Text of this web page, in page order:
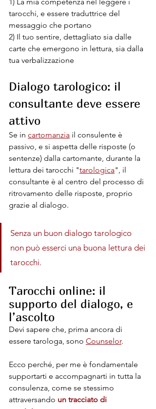
tarocchi, e essere traduttrice del
messaggio che portano
2) Il tuo sentire, dettagliato sia dalle
carte che emergono in lettura, sia dalla
tua verbalizzazione
Dialogo tarologico: il
consultante deve essere
attivo
Se in cartomanzia il consulente è
passivo, e si aspetta delle risposte (o
sentenze) dalla cartomante, durante la
lettura dei tarocchi "tarologica", il
consultante è al centro del processo di
ritrovamento delle risposte, proprio
grazie al dialogo.
Senza un buon dialogo tarologico
non può esserci una buona lettura dei
tarocchi.
Tarocchi online: il
supporto del dialogo, e
l’ascolto
Devi sapere che, prima ancora di
essere tarologa, sono Counselor.
Ecco perché, per me è fondamentale
supportarti e accompagnarti in tutta la
consulenza, come se stessimo
attraversando un tracciato di